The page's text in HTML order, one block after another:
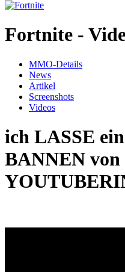
Fortnite -
MMO-Details
News
Artikel
Screenshots
Videos
ich LASSE
BANNEN von